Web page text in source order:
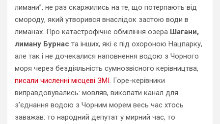
лимани”, не раз скаржились на те, що потерпають від
смороду, який утворився внаслідок застою води в
лиманах. Про катастрофічне обміління озера Шагани,
лиману Бурнас та інших, які є під охороною Нацпарку,
але так і не дочекалися наповнення водою з Чорного
моря через бездіяльність сумнозвісного керівництва,
писали численні місцеві ЗМІ. Горе-керівники
виправдовувались: мовляв, викопати канал для
з’єднання водою з Чорним морем весь час хтось
заважав: то народний депутат у мирний час, то